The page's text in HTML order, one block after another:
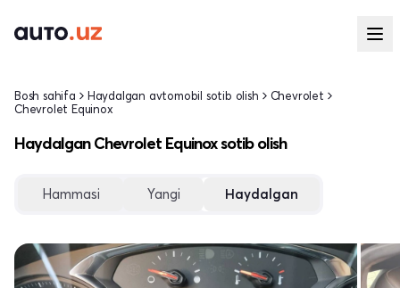
Bosh sahifa Haydalgan avtomobil sotib olish
Chevrolet
Chevrolet Equinox
Haydalgan Chevrolet Equinox sotib olish
Hammasi Yangi Haydalgan